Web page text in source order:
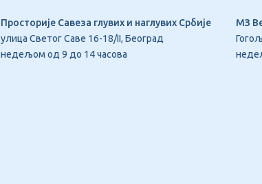
Просторије Савеза глувих и наглувих Србије
улица Светог Саве 16-18/II, Београд
недељом од 9 до 14 часова
МЗ